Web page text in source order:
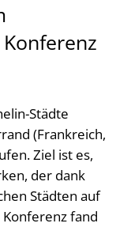
Städte
(Frankreich,
Ziel ist es,
der dank
Städten auf
fand